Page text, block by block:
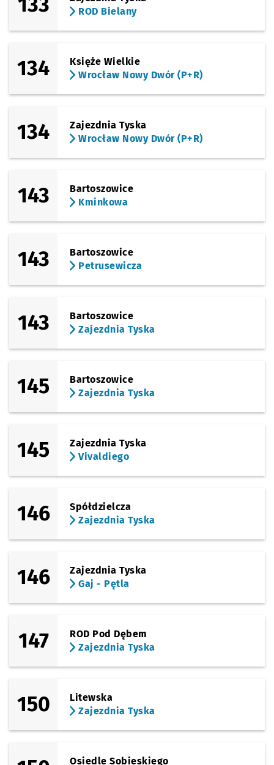
ROD Bielany
134
Księże Wielkie
Wrocław Nowy Dwór (P+R)
134
Zajezdnia Tyska
Wrocław Nowy Dwór (P+R)
143
Bartoszowice
Kminkowa
143
Bartoszowice
Petrusewicza
143
Bartoszowice
Zajezdnia Tyska
145
Bartoszowice
Zajezdnia Tyska
145
Zajezdnia Tyska
Vivaldiego
146
Spółdzielcza
Zajezdnia Tyska
146
Zajezdnia Tyska
Gaj - Pętla
147
ROD Pod Dębem
Zajezdnia Tyska
150
Litewska
Zajezdnia Tyska
Osiedle Sobieskiego